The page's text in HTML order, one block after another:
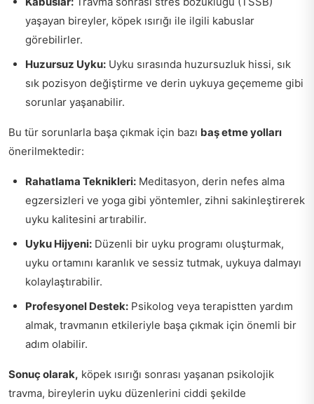
yaşayan bireyler, köpek ısırığı ile ilgili kabuslar
görebilirler.
Huzursuz Uyku: Uyku sırasında huzursuzluk hissi, sık
sık pozisyon değiştirme ve derin uykuya geçememe gibi
sorunlar yaşanabilir.
Bu tür sorunlarla başa çıkmak için bazı baş etme yolları
önerilmektedir:
Rahatlama Teknikleri: Meditasyon, derin nefes alma
egzersizleri ve yoga gibi yöntemler, zihni sakinleştirerek
uyku kalitesini artırabilir.
Uyku Hijyeni: Düzenli bir uyku programı oluşturmak,
uyku ortamını karanlık ve sessiz tutmak, uykuya dalmayı
kolaylaştırabilir.
Profesyonel Destek: Psikolog veya terapistten yardım
almak, travmanın etkileriyle başa çıkmak için önemli bir
adım olabilir.
Sonuç olarak, köpek ısırığı sonrası yaşanan psikolojik
travma, bireylerin uyku düzenlerini ciddi şekilde